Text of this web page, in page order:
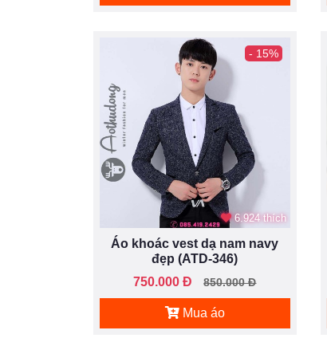
- 15%
6.924 thích
Áo khoác vest dạ nam navy
đẹp (ATD-346)
750.000 Đ
850.000 Đ
Mua áo